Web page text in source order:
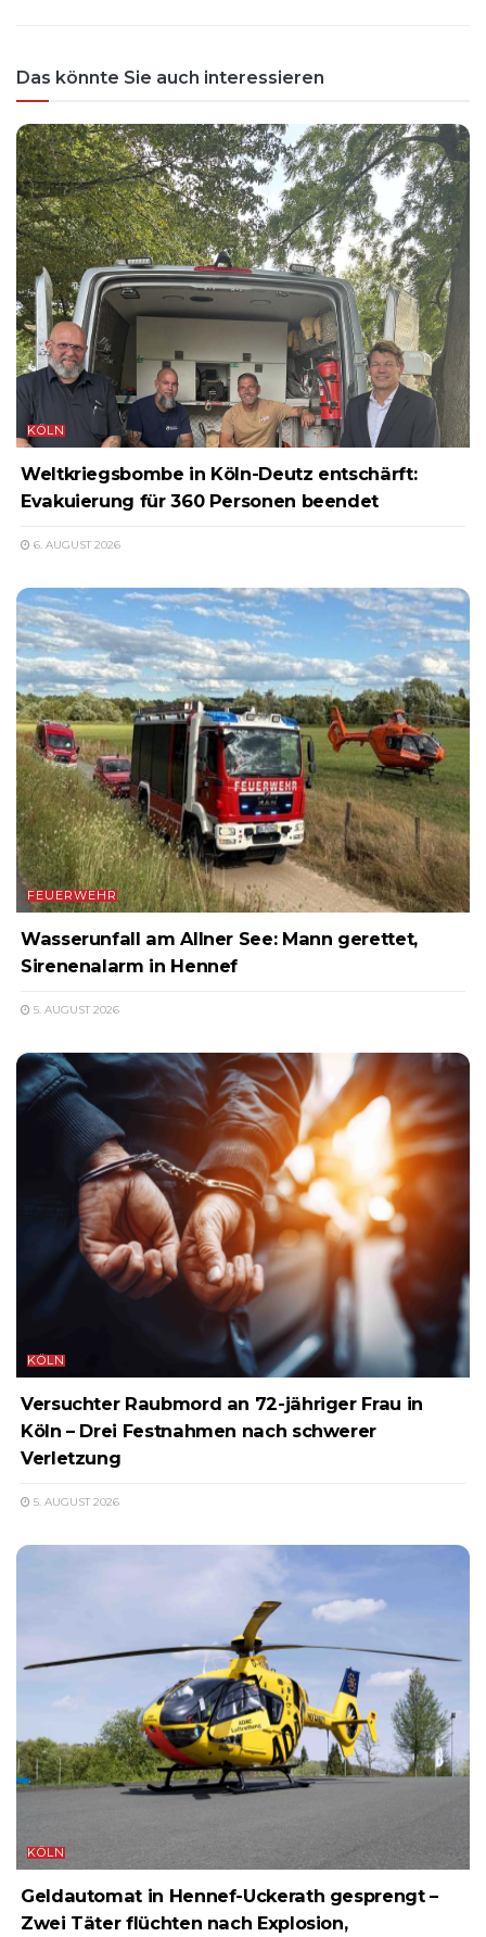
Das könnte Sie auch interessieren
KÖLN
Weltkriegsbombe in Köln-Deutz entschärft:
Evakuierung für 360 Personen beendet
6. AUGUST 2026
FEUERWEHR
Wasserunfall am Allner See: Mann gerettet,
Sirenenalarm in Hennef
5. AUGUST 2026
KÖLN
Versuchter Raubmord an 72-jähriger Frau in
Köln – Drei Festnahmen nach schwerer
Verletzung
5. AUGUST 2026
KÖLN
Geldautomat in Hennef-Uckerath gesprengt –
Zwei Täter flüchten nach Explosion,